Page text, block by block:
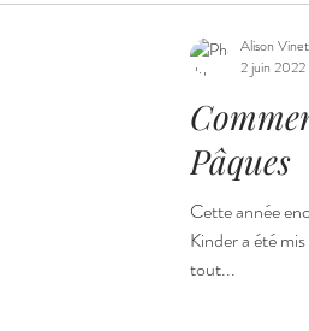
Pâques
Cette année
Kinder a été
tout...
Alison Vinet
2 juin 2022